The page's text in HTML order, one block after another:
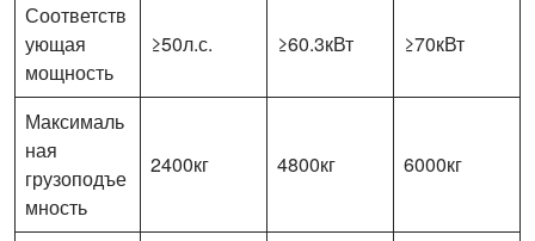
Соответств
ующая
мощность
≥50л.с. ≥60.3кВт ≥70кВт
Максималь
ная
грузоподъе
мность
2400кг 4800кг 6000кг